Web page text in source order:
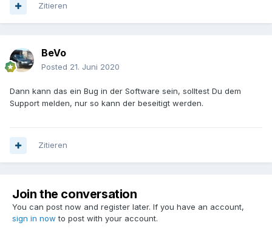
Zitieren
BeVo
Posted 21. Juni 2020
Dann kann das ein Bug in der Software sein, solltest Du dem
Support melden, nur so kann der beseitigt werden.
Zitieren
Join the conversation
You can post now and register later. If you have an account,
sign in now to post with your account.